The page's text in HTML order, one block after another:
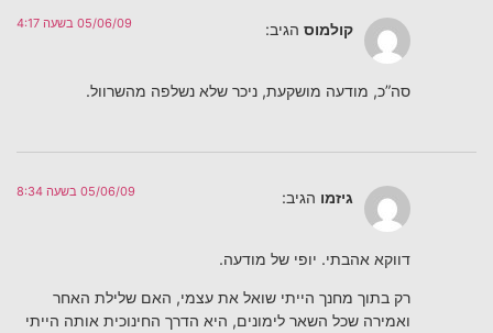
קולמוס הגיב: 05/06/09 בשעה 4:17
סה”כ, מודעה מושקעת, ניכר שלא נשלפה מהשרוול.
גיזמו הגיב: 05/06/09 בשעה 8:34
דווקא אהבתי. יופי של מודעה.
רק בתוך מחנך הייתי שואל את עצמי, האם שלילת האחר
ואמירה שכל השאר לימונים, היא הדרך החינוכית אותה הייתי